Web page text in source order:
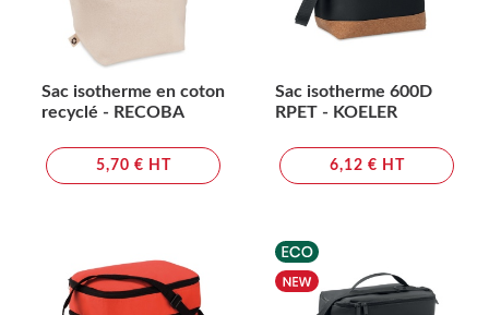
Sac isotherme en coton
recyclé - RECOBA
5,70 € HT
Sac isotherme 600D
RPET - KOELER
6,12 € HT